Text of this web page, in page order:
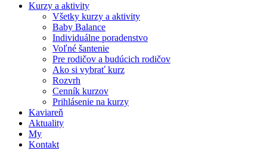
Kurzy a aktivity
Všetky kurzy a aktivity
Baby Balance
Individuálne poradenstvo
Voľné šantenie
Pre rodičov a budúcich rodičov
Ako si vybrať kurz
Rozvrh
Cenník kurzov
Prihlásenie na kurzy
Kaviareň
Aktuality
My
Kontakt